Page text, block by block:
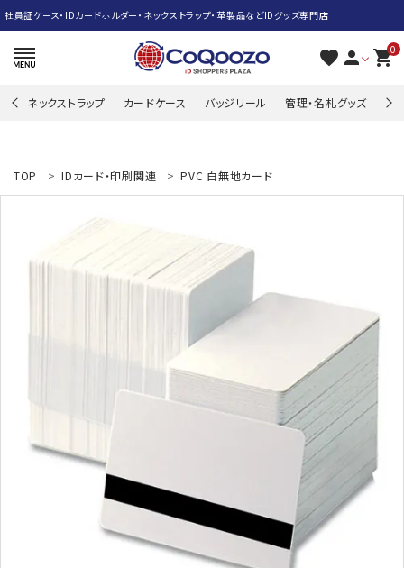
社員証ケース・IDカードホルダー・ネックストラップ・革製品などIDグッズ専門店
favorite person 0
shopping_cart
ネックストラップ カードケース バッジリール 管理・名札グッズ 牛
ACCOUNT MENU
person 新規会員登録
ネックストラップ
管理・名札グッズ
TOP IDカード・印刷関連 PVC 白無地カード